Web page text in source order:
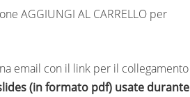
AGGIUNGI AL CARRELLO per
email con il link per il collegamento
(in formato pdf) usate durante